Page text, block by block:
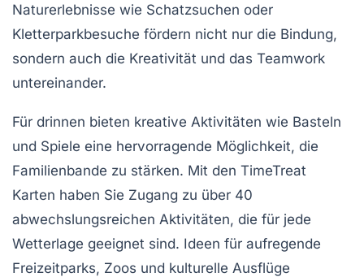
Naturerlebnisse wie Schatzsuchen oder
Kletterparkbesuche fördern nicht nur die Bindung,
sondern auch die Kreativität und das Teamwork
untereinander.
Für drinnen bieten kreative Aktivitäten wie Basteln
und Spiele eine hervorragende Möglichkeit, die
Familienbande zu stärken. Mit den TimeTreat
Karten haben Sie Zugang zu über 40
abwechslungsreichen Aktivitäten, die für jede
Wetterlage geeignet sind. Ideen für aufregende
Freizeitparks, Zoos und kulturelle Ausflüge